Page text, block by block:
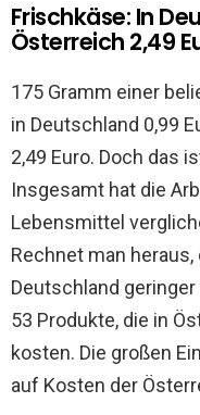
Frischkäse: In
Österreich 2,49
175 Gramm einer
in Deutschland 0,99
2,49 Euro. Doch das
Insgesamt hat die
Lebensmittel
Rechnet man
Deutschland
53 Produkte, die in
kosten. Die großen
auf Kosten der